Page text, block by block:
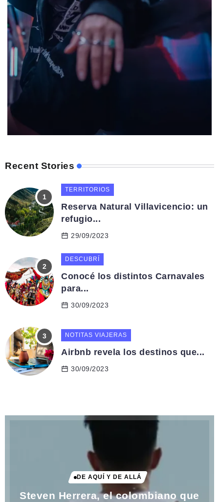
Recent Stories
TERRITORIOS
Reserva Natural Villavicencio: un
refugio...
29/09/2023
DESCUBRÍ
Conocé los distintos Carnavales
para...
30/09/2023
NOTITAS VIAJERAS
Airbnb revela los destinos que...
30/09/2023
DE AQUÍ Y DE ALLÁ
Steven Herrera, el colombiano que